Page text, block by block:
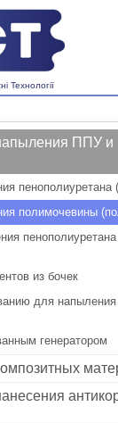
Технології
ППУ и
пенополиуретана
полимочевины
из бочек
для
генератором